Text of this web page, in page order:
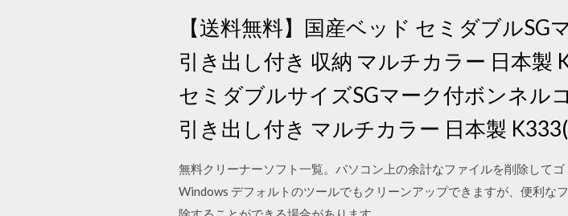
【送料無料】国産ベッド セミダブル
引き出し付き 収納 マルチカラー 日本製
セミダブルサイズSGマーク付ボンネル
引き出し付き マルチカラー 日本製
無料クリーナーソフト一覧。パソコン上の余計なファイルを削除して
Windows デフォルトのツールでもクリーンアップできますが、便利な